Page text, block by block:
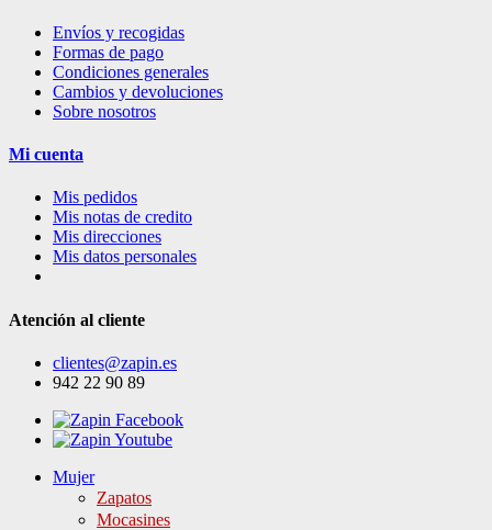
Envíos y recogidas
Formas de pago
Condiciones generales
Cambios y devoluciones
Sobre nosotros
Mi cuenta
Mis pedidos
Mis notas de credito
Mis direcciones
Mis datos personales
Atención al cliente
clientes@zapin.es
942 22 90 89
Mujer
Zapatos
Mocasines